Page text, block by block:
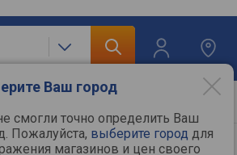
Ваш город
смогли точно определить Ваш
Пожалуйста, выберите город для
магазинов и цен своего
техника/ Комплектующие